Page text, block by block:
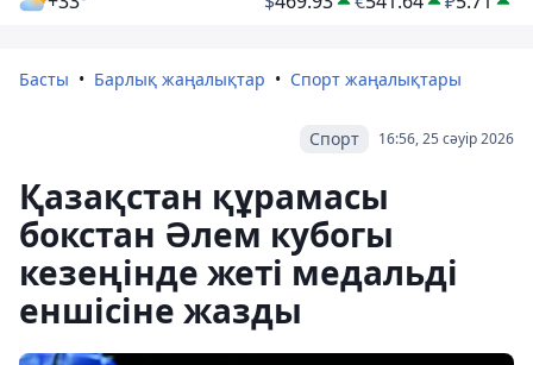
Басты Барлық жаңалықтар Спорт жаңалықтары
16:56, 25 сәуір 2026
Спорт
Қазақстан құрамасы
бокстан Әлем кубогы
кезеңінде жеті медальді
еншісіне жазды